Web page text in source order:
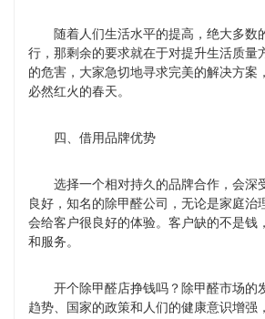
随着人们生活水平的提高，绝大多数
行，那剩余的要求就在于对提升生活质量
的危害，大家急切地寻求完美的解决方案
必然红火的春天。
四、借用品牌优势
选择一个相对持久的品牌合作，会深
良好，知名的除甲醛公司，无论是家庭治
会给客户很良好的体验。客户缺的不是钱
和服务。
开个除甲醛店挣钱吗？除甲醛市场的
趋势、国家的政策和人们的健康意识增强